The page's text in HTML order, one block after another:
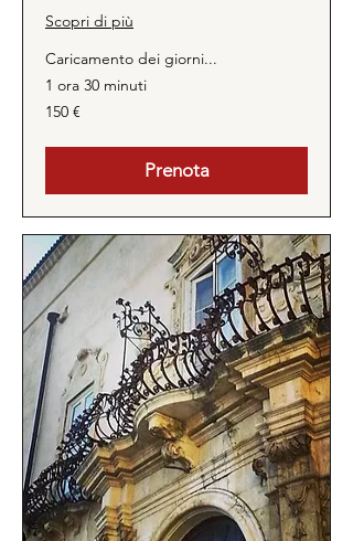
Scopri di più
Caricamento dei giorni...
1 ora 30 minuti
150
euro
150 €
Prenota